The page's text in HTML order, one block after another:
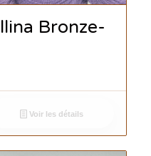
Bronze-
Voir les détails